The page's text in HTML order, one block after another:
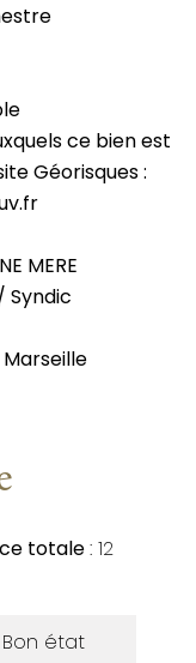
ce bien est
Géorisques :
MERE
Syndic
Marseille
totale 12
Bon état